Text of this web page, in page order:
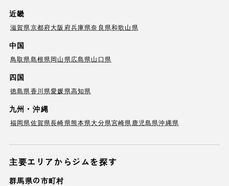
近畿
滋賀県京都府大阪府兵庫県奈良県和歌山県
中国
鳥取県島根県岡山県広島県山口県
四国
徳島県香川県愛媛県高知県
九州・沖縄
福岡県佐賀県長崎県熊本県大分県宮崎県 鹿児島県沖縄県
主要エリアからジムを探す
群馬県の市町村